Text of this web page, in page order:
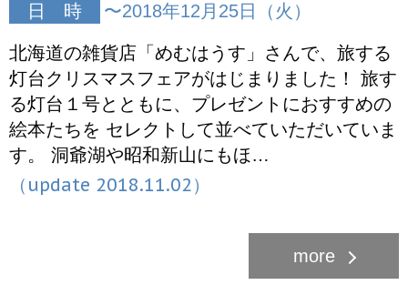
日 時 〜2018年12月25日（火）
北海道の雑貨店「めむはうす」さんで、旅する
灯台クリスマスフェアがはじまりました！ 旅す
る灯台１号とともに、プレゼントにおすすめの
絵本たちを セレクトして並べていただいていま
す。 洞爺湖や昭和新山にもほ…
（update 2018.11.02）